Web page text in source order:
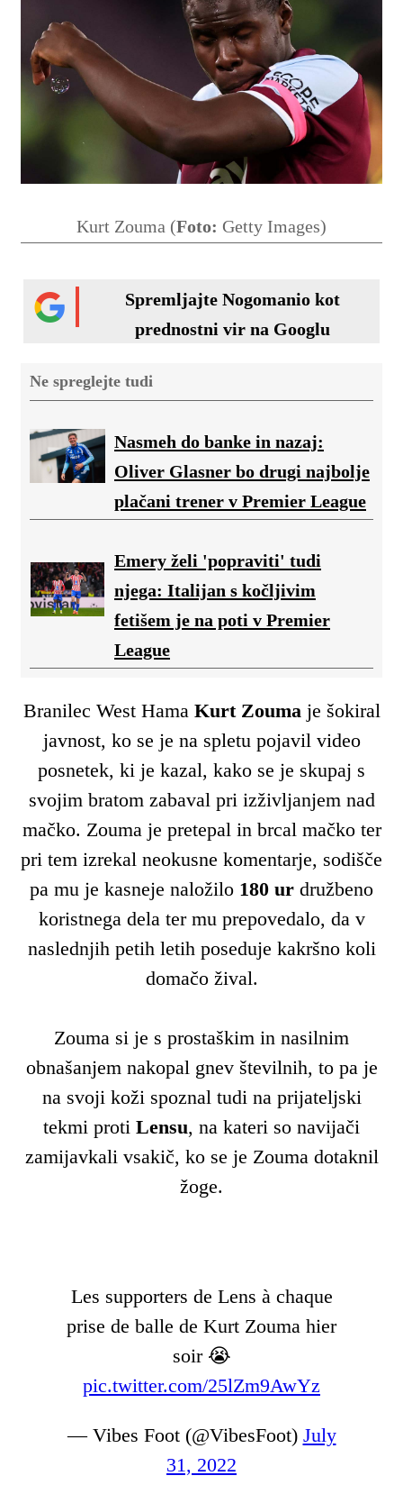
Kurt Zouma (Foto: Getty Images)
Spremljajte Nogomanio kot
prednostni vir na Googlu
Ne spreglejte tudi
Nasmeh do banke in nazaj:
Oliver Glasner bo drugi najbolje
plačani trener v Premier League
Emery želi 'popraviti' tudi
njega: Italijan s kočljivim
fetišem je na poti v Premier
League
Branilec West Hama Kurt Zouma je šokiral
javnost, ko se je na spletu pojavil video
posnetek, ki je kazal, kako se je skupaj s
svojim bratom zabaval pri izživljanjem nad
mačko. Zouma je pretepal in brcal mačko ter
pri tem izrekal neokusne komentarje, sodišče
pa mu je kasneje naložilo 180 ur družbeno
koristnega dela ter mu prepovedalo, da v
naslednjih petih letih poseduje kakršno koli
domačo žival.
Zouma si je s prostaškim in nasilnim
obnašanjem nakopal gnev številnih, to pa je
na svoji koži spoznal tudi na prijateljski
tekmi proti Lensu, na kateri so navijači
zamijavkali vsakič, ko se je Zouma dotaknil
žoge.
Les supporters de Lens à chaque
prise de balle de Kurt Zouma hier
soir 😭
pic.twitter.com/25lZm9AwYz
— Vibes Foot (@VibesFoot) July
31, 2022